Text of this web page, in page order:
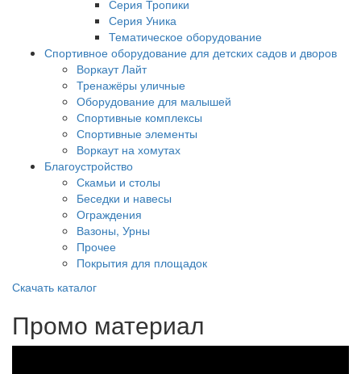
Серия Тропики
Серия Уника
Тематическое оборудование
Спортивное оборудование для детских садов и дворов
Воркаут Лайт
Тренажёры уличные
Оборудование для малышей
Спортивные комплексы
Спортивные элементы
Воркаут на хомутах
Благоустройство
Скамьи и столы
Беседки и навесы
Ограждения
Вазоны, Урны
Прочее
Покрытия для площадок
Скачать каталог
Промо материал